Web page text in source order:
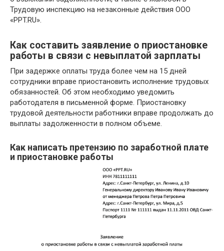
Трудовую инспекцию на незаконные действия ООО
«PPT.RU».
Как составить заявление о приостановке
работы в связи с невыплатой зарплаты
При задержке оплаты труда более чем на 15 дней
сотрудники вправе приостановить исполнение трудовых
обязанностей. Об этом необходимо уведомить
работодателя в письменной форме. Приостановку
трудовой деятельности работники вправе продолжать до
выплаты задолженности в полном объеме.
Как написать претензию по заработной плате
и приостановке работы